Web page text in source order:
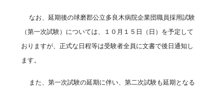
なお、延期後の球磨郡公立多良木病院企業団職員採用試験
（第一次試験）については、１０月１５日（日）を予定して
おりますが、正式な日程等は受験者全員に文書で後日通知し
ます。
また、第一次試験の延期に伴い、第二次試験も延期となる